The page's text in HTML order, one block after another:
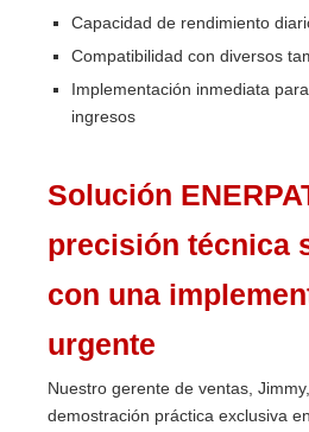
Capacidad de rendimiento
Compatibilidad con diversos
Implementación inmediata
ingresos
Solución
precisión técnica
con una
urgente
Nuestro gerente de ventas,
demostración práctica exclusiva